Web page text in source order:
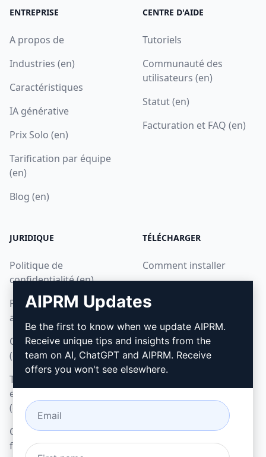
ENTREPRISE
A propos de
Industries (en)
Caractéristiques
IA générative
Prix Solo (en)
Tarification par équipe
(en)
Blog (en)
CENTRE D'AIDE
Tutoriels
Communauté des
utilisateurs (en)
Statut (en)
Facturation et FAQ (en)
JURIDIQUE
Politique de
confidentialité (en)
Politique d'utilisation
acceptable (en)
Conditions d'utilisation
(en)
Termes relatifs aux
extensions de navigateur
(en)
Conditions de
facturation (en)
TÉLÉCHARGER
Comment installer
AIPRM Updates
Be the first to know when we update AIPRM.
Receive unique tips and insights from the
team on AI, ChatGPT and AIPRM. Receive
offers you won't see elsewhere.